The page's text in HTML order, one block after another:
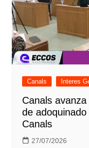
Canals Interes
Canals
de
Canals
27/07/2026